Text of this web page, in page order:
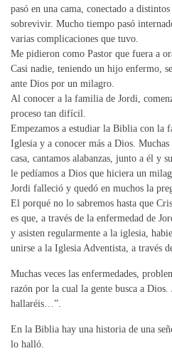
pasó en una cama, conectado a
sobrevivir. Mucho tiempo pasó
varias complicaciones que tuvo.
Me pidieron como Pastor que fuera a
Casi nadie, teniendo un hijo enfermo,
ante Dios por un milagro.
Al conocer a la familia de Jordi,
proceso tan difícil.
Empezamos a estudiar la Biblia con la
Iglesia y a conocer más a Dios.
casa, cantamos alabanzas, junto a él y
le pedíamos a Dios que hiciera un
Jordi falleció y quedó en muchos la
El porqué no lo sabremos hasta que
es que, a través de la enfermedad de
y asisten regularmente a la iglesia,
unirse a la Iglesia Adventista, a través
Muchas veces las enfermedades,
razón por la cual la gente busca a Dios.
hallaréis…”.
En la Biblia hay una historia de una
lo halló.